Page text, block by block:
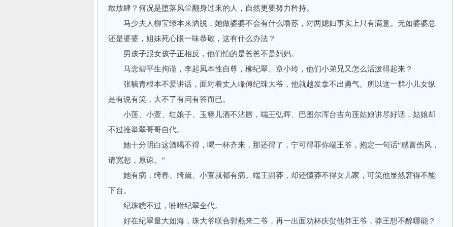
敢放肆？何况是堕落风尘翻身过来的人，自然更要努力矜持。
马少夫人柳宝绿本来洒脱，她做婆婆不会有什么噜苏，对两媳妇事实上只有满意。无如婆婆总
还是婆婆，姐妹死心眼一味恭敬，这有什么办法？
男孩子跟女孩子正相反，他们怕的是爸爸不是妈妈。
马念碧平生拘谨，李起凤本性自尊，柳纪翠、章小玲，他们小弟兄又怎么活泼得起来？
张毓青根本不爱讲话，面对着丈人峰傅纪珠大爷，他就越发拿不出勇气。所以这一群小儿女纵
是有说有笑，大不了有问有答而已。
小莲、小萱、红娘子、玉簪儿酒不沾唇，端王弘晖、巴图尔浑台吉向莲姑娘讲尽好话，姑娘却
不过推举翠哥哥自代。
她十分明白这酒喝不得，喝一杯齐来，那还得了，宁可得罪你端王爷，抱定一句话“感冒伤风，
请宽恕，原谅。”
她有病，绮春、绮黛、小萱就都有病。端王固莽，却还懂莽不得女儿家，可笑他显然窘得不能
下台。
纪珠瞧不过，吩咐纪翠全代。
好在纪翠量大如海，珠大爷联合郭燕来二爷，再一出面劝杯庆贺他莽王爷，莽王想不醉哪能？